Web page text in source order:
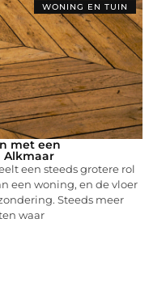
WONING EN TUIN
met een
Alkmaar
een steeds grotere rol
een woning, en de vloer
Steeds meer
waar